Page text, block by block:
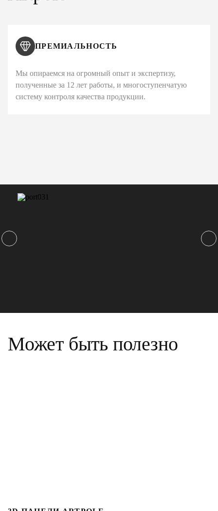
ПРЕМИАЛЬНОСТЬ
Мы опираемся на огромный опыт и экспертизу,
полученные за 12 лет работы, и многоступенчатую
систему контроля качества продукции.
Может быть полезно